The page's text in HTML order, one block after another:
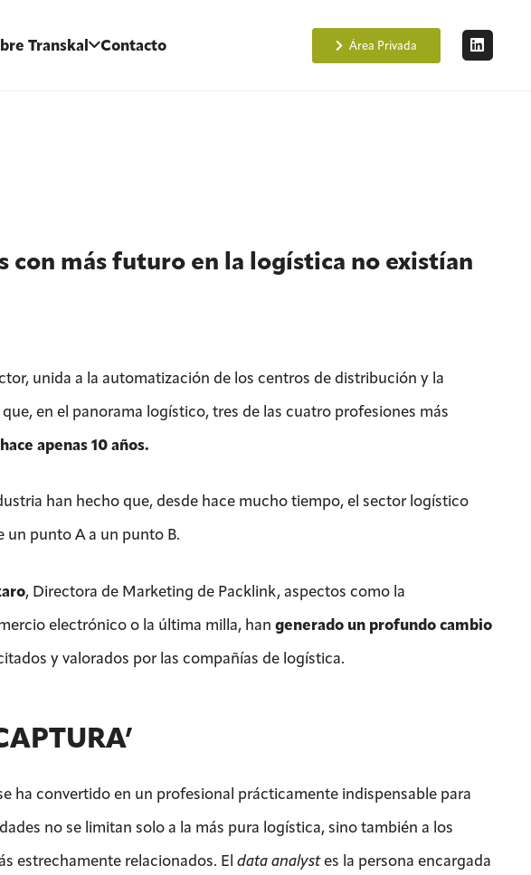
Transkal Contacto Área Privada
con más futuro en la logística no existían
unida a la automatización de los centros de distribución y la
en el panorama logístico, tres de las cuatro profesiones más
apenas 10 años.
han hecho que, desde hace mucho tiempo, el sector logístico
un punto A a un punto B.
, Directora de Marketing de Packlink, aspectos como la
electrónico o la última milla, han generado un profundo cambio
y valorados por las compañías de logística.
ha convertido en un profesional prácticamente indispensable para
no se limitan solo a la más pura logística, sino también a los
estrechamente relacionados. El data analystes la persona encargada